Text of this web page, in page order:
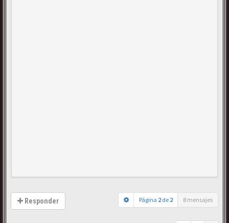
Responder Página 2 de 2 8 mensajes